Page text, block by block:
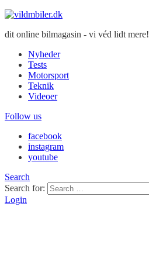
dit online bilmagasin - vi véd lidt mere!
Nyheder
Tests
Motorsport
Teknik
Videoer
Follow us
facebook
instagram
youtube
Search
Search for:
Login